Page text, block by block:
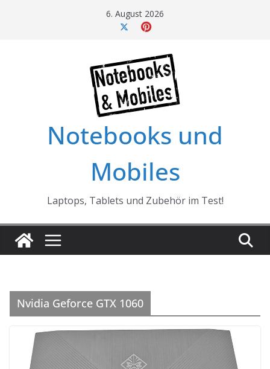
6. August 2026
Notebooks und
Mobiles
Laptops, Tablets und Zubehör im Test!
Nvidia Geforce GTX 1060